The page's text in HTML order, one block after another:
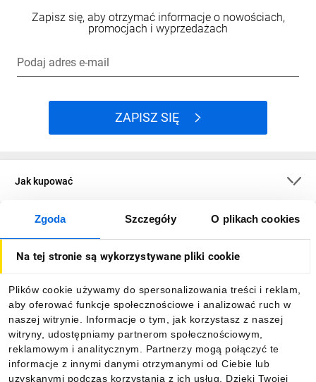
Zgoda Szczegóły O plikach cookies
Na tej stronie są wykorzystywane pliki cookie
Plików cookie używamy do spersonalizowania treści i reklam,
aby oferować funkcje społecznościowe i analizować ruch w
naszej witrynie. Informacje o tym, jak korzystasz z naszej
witryny, udostępniamy partnerom społecznościowym,
reklamowym i analitycznym. Partnerzy mogą połączyć te
informacje z innymi danymi otrzymanymi od Ciebie lub
uzyskanymi podczas korzystania z ich usług. Dzięki Twojej
Zapisz się, aby otrzymać informacje o nowościach,
promocjach i wyprzedażach
Podaj adres e-mail
ZAPISZ SIĘ
Jak kupować
O firmie
Informacje
Pobierz naszą aplikację mobilną: